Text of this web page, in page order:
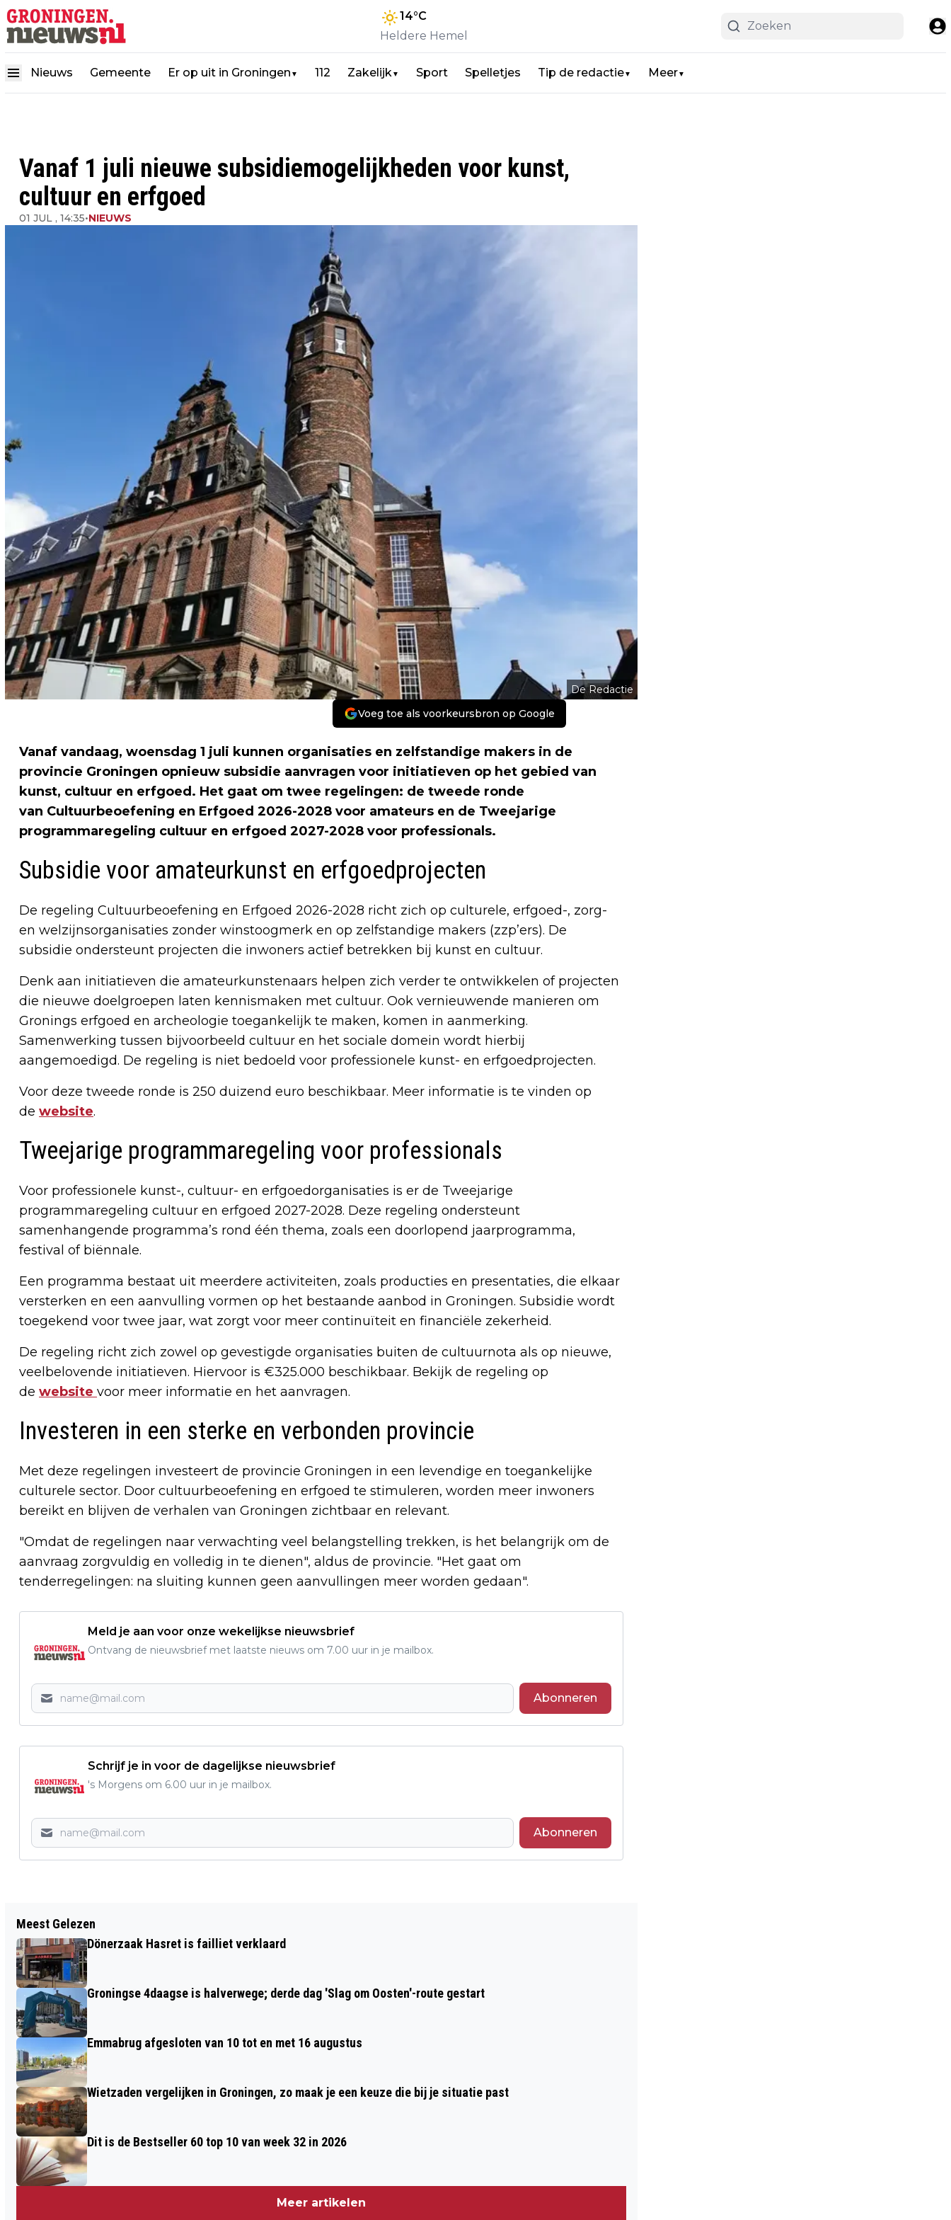
14°C
Heldere Hemel
Nieuws Gemeente Er op uit in Groningen ▼ 112 Zakelijk▼ Sport Spelletjes Tip de redactie▼ Meer▼
Vanaf 1 juli nieuwe subsidiemogelijkheden voor kunst,
cultuur en erfgoed
01 JUL , 14:35•NIEUWS
De Redactie
Voeg toe als voorkeursbron op Google
Vanaf vandaag, woensdag 1 juli kunnen organisaties en zelfstandige makers in de
provincie Groningen opnieuw subsidie aanvragen voor initiatieven op het gebied van
kunst, cultuur en erfgoed. Het gaat om twee regelingen: de tweede ronde
van Cultuurbeoefening en Erfgoed 2026-2028 voor amateurs en de Tweejarige
programmaregeling cultuur en erfgoed 2027-2028 voor professionals.
Subsidie voor amateurkunst en erfgoedprojecten
De regeling Cultuurbeoefening en Erfgoed 2026-2028 richt zich op culturele, erfgoed-, zorg-
en welzijnsorganisaties zonder winstoogmerk en op zelfstandige makers (zzp’ers). De
subsidie ondersteunt projecten die inwoners actief betrekken bij kunst en cultuur.
Denk aan initiatieven die amateurkunstenaars helpen zich verder te ontwikkelen of projecten
die nieuwe doelgroepen laten kennismaken met cultuur. Ook vernieuwende manieren om
Gronings erfgoed en archeologie toegankelijk te maken, komen in aanmerking.
Samenwerking tussen bijvoorbeeld cultuur en het sociale domein wordt hierbij
aangemoedigd. De regeling is niet bedoeld voor professionele kunst- en erfgoedprojecten.
Voor deze tweede ronde is 250 duizend euro beschikbaar. Meer informatie is te vinden op
de website.
Tweejarige programmaregeling voor professionals
Voor professionele kunst-, cultuur- en erfgoedorganisaties is er de Tweejarige
programmaregeling cultuur en erfgoed 2027-2028. Deze regeling ondersteunt
samenhangende programma’s rond één thema, zoals een doorlopend jaarprogramma,
festival of biënnale.
Een programma bestaat uit meerdere activiteiten, zoals producties en presentaties, die elkaar
versterken en een aanvulling vormen op het bestaande aanbod in Groningen. Subsidie wordt
toegekend voor twee jaar, wat zorgt voor meer continuïteit en financiële zekerheid.
De regeling richt zich zowel op gevestigde organisaties buiten de cultuurnota als op nieuwe,
veelbelovende initiatieven. Hiervoor is €325.000 beschikbaar. Bekijk de regeling op
de website voor meer informatie en het aanvragen.
Investeren in een sterke en verbonden provincie
Met deze regelingen investeert de provincie Groningen in een levendige en toegankelijke
culturele sector. Door cultuurbeoefening en erfgoed te stimuleren, worden meer inwoners
bereikt en blijven de verhalen van Groningen zichtbaar en relevant.
"Omdat de regelingen naar verwachting veel belangstelling trekken, is het belangrijk om de
aanvraag zorgvuldig en volledig in te dienen", aldus de provincie. "Het gaat om
tenderregelingen: na sluiting kunnen geen aanvullingen meer worden gedaan".
Meld je aan voor onze wekelijkse nieuwsbrief
Ontvang de nieuwsbrief met laatste nieuws om 7.00 uur in je mailbox.
Abonneren
Schrijf je in voor de dagelijkse nieuwsbrief
's Morgens om 6.00 uur in je mailbox.
Abonneren
WERKZAAMHEDEN VOOR VERBETERING
OMLEIDINGSROUTES GERRIT KROLBRUG
BEGINNEN BEGIN ZOMERVAKANTIE
Meest Gelezen
Dönerzaak Hasret is failliet verklaard
Groningse 4daagse is halverwege; derde dag 'Slag om Oosten'-route gestart
Emmabrug afgesloten van 10 tot en met 16 augustus
Wietzaden vergelijken in Groningen, zo maak je een keuze die bij je situatie past
Dit is de Bestseller 60 top 10 van week 32 in 2026
Meer artikelen